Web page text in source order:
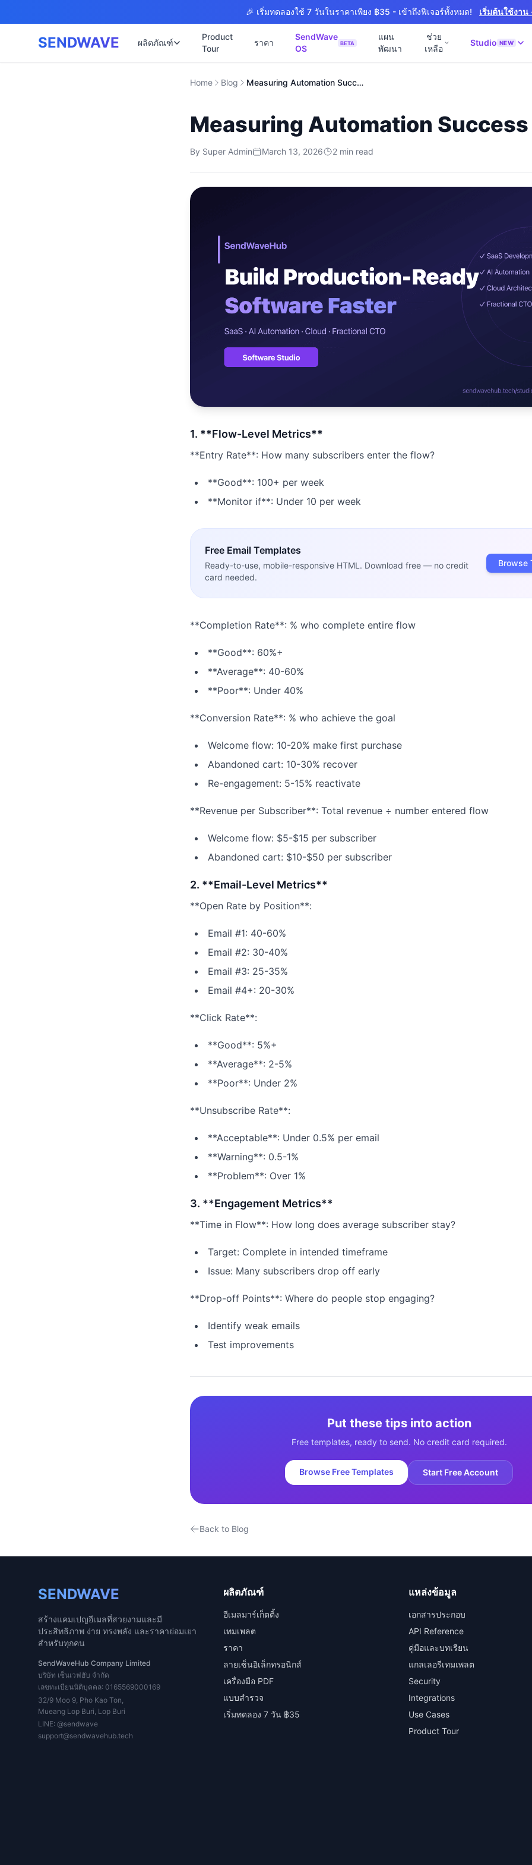
🎉 เริ่มทดลองใช้ 7 วันในราคาเพียง ฿35 - เข้าถึงฟีเจอร์ทั้งหมด! เริ่มต้นใช้งาน
SENDWAVE ผลิตภัณฑ์
Product
Tour
ราคา
SendWave
OS
BETA
แผน
พัฒนา
ช่วย
เหลือ
📝
Studio NEW
⚡ เปิดเว็บไซต์ 4 วัน
เริ่มต้น ฿9,900 · Fast Delivery
เว็บไซต์คลินิก
เว็บไซต์โรงงาน
เว็บไซต์โลจิสติกส์ NEW
Logistics & Transportation
เว็บไซต์ AI + LINE OA
Chatbot + Lead อัตโนมัติ
ปรึกษาฟรี
ประเมินราคาฟรี →
Home Blog Measuring Automation Success
Measuring Automation Success
By Super Admin March 13, 2026 2 min read
1. **Flow-Level Metrics**
**Entry Rate**: How many subscribers enter the flow?
**Good**: 100+ per week
**Monitor if**: Under 10 per week
Free Email Templates
Ready-to-use, mobile-responsive HTML. Download free — no credit
card needed.
Browse
**Completion Rate**: % who complete entire flow
**Good**: 60%+
**Average**: 40-60%
**Poor**: Under 40%
**Conversion Rate**: % who achieve the goal
Welcome flow: 10-20% make first purchase
Abandoned cart: 10-30% recover
Re-engagement: 5-15% reactivate
**Revenue per Subscriber**: Total revenue ÷ number entered flow
Welcome flow: $5-$15 per subscriber
Abandoned cart: $10-$50 per subscriber
2. **Email-Level Metrics**
**Open Rate by Position**:
Email #1: 40-60%
Email #2: 30-40%
Email #3: 25-35%
Email #4+: 20-30%
**Click Rate**:
**Good**: 5%+
**Average**: 2-5%
**Poor**: Under 2%
**Unsubscribe Rate**:
**Acceptable**: Under 0.5% per email
**Warning**: 0.5-1%
**Problem**: Over 1%
3. **Engagement Metrics**
**Time in Flow**: How long does average subscriber stay?
Target: Complete in intended timeframe
Issue: Many subscribers drop off early
**Drop-off Points**: Where do people stop engaging?
Identify weak emails
Test improvements
Put these tips into action
Free templates, ready to send. No credit card required.
Browse Free Templates Start Free Account
Back to Blog
SENDWAVE
สร้างแคมเปญอีเมลที่สวยงามและมี
ประสิทธิภาพ ง่าย ทรงพลัง และราคาย่อมเยา
สำหรับทุกคน
SendWaveHub Company Limited
บริษัท เซ็นเวฟฮับ จำกัด
เลขทะเบียนนิติบุคคล: 0165569000169
32/9 Moo 9, Pho Kao Ton,
Mueang Lop Buri, Lop Buri
LINE: @sendwave
support@sendwavehub.tech
ผลิตภัณฑ์
อีเมลมาร์เก็ตติ้ง
เทมเพลต
ราคา
ลายเซ็นอิเล็กทรอนิกส์
เครื่องมือ PDF
แบบสำรวจ
เริ่มทดลอง 7 วัน ฿35
แหล่งข้อมูล
เอกสารประกอบ
API Reference
คู่มือและบทเรียน
แกลเลอรีเทมเพลต
Security
Integrations
Use Cases
Product Tour